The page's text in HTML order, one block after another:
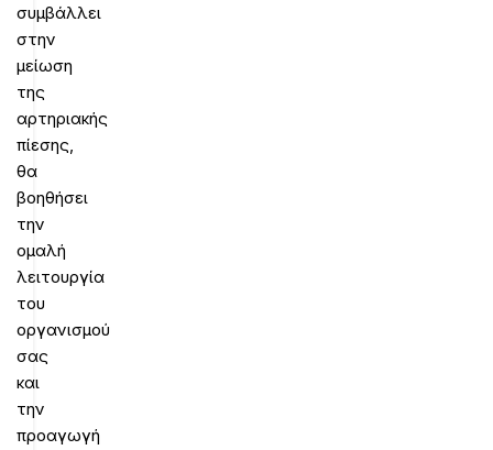
συμβάλλει
στην
μείωση
της
αρτηριακής
πίεσης,
θα
βοηθήσει
την
ομαλή
λειτουργία
του
οργανισμού
σας
και
την
προαγωγή